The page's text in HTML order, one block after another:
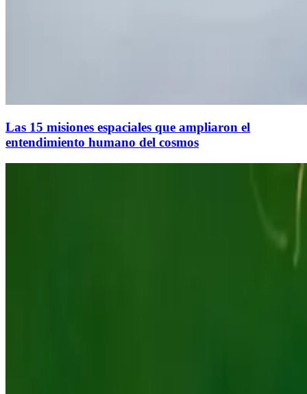
Las 15 misiones espaciales que ampliaron el
entendimiento humano del cosmos